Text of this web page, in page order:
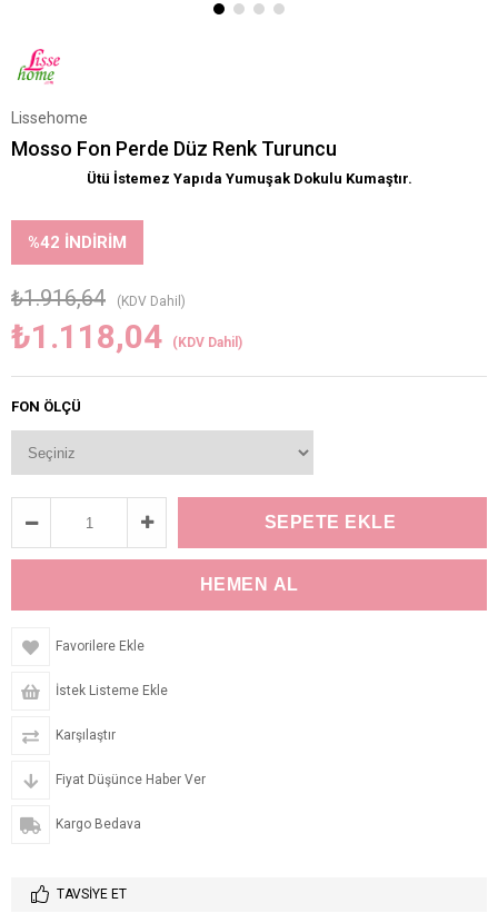
Lissehome
Mosso Fon Perde Düz Renk Turuncu
Ütü İstemez Yapıda Yumuşak Dokulu Kumaştır.
%42 İNDIRIM
₺1.916,64 (KDV Dahil)
₺1.118,04 (KDV Dahil)
FON ÖLÇÜ
Favorilere Ekle
İstek Listeme Ekle
Karşılaştır
Fiyat Düşünce Haber Ver
Kargo Bedava
TAVSIYE ET